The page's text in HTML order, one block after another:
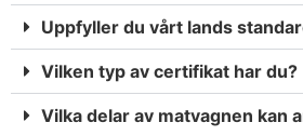
Uppfyller du vårt lands
Vilken typ av certifikat har du?
Vilka delar av matvagnen kan